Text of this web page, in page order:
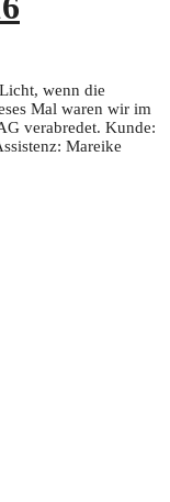
wenn die
Mal waren wir im
verabredet. Kunde:
Mareike